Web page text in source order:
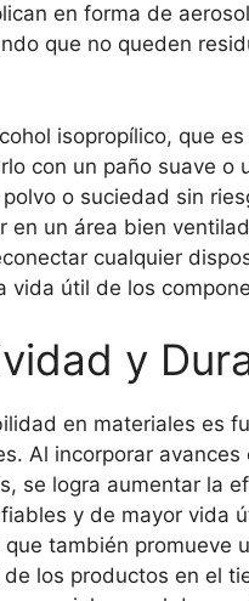
en forma de
que no queden
isopropílico, que
con un paño suave o
o suciedad sin
en un área bien
cualquier
vida útil de los
y
en materiales es
Al incorporar
se logra aumentar la
y de mayor vida
también promueve
los productos en el